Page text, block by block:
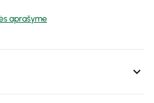
aprašyme
expand_more